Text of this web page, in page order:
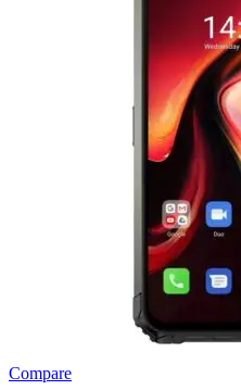
Compare